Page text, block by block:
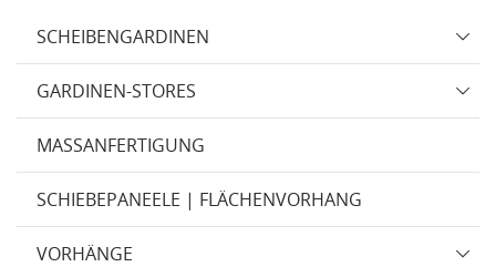
SCHEIBENGARDINEN
GARDINEN-STORES
MASSANFERTIGUNG
SCHIEBEPANEELE | FLÄCHENVORHANG
VORHÄNGE